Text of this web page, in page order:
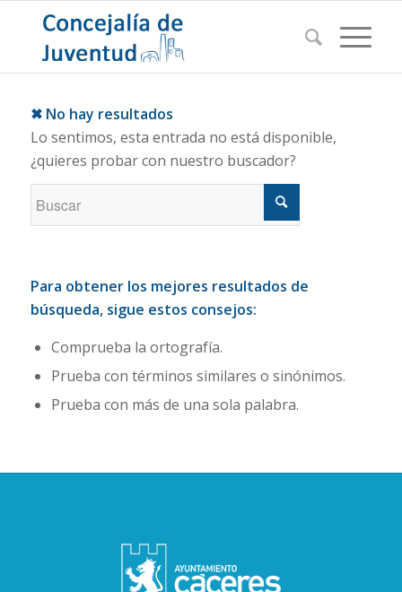
✖ No hay resultados
Lo sentimos, esta entrada no está disponible,
¿quieres probar con nuestro buscador?
Para obtener los mejores resultados de
búsqueda, sigue estos consejos:
Comprueba la ortografía.
Prueba con términos similares o sinónimos.
Prueba con más de una sola palabra.